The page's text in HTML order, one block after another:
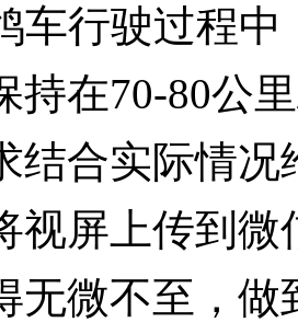
车行驶过程
持在70-80公里
结合实际情
视屏上传到
无微不至，